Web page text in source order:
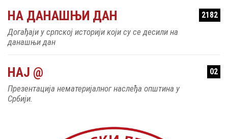
НА ДАНАШЊИ ДАН 2182
Догађаји у српској историји који су се десили на
данашњи дан
НАЈ @ 02
Презентација нематеријалног наслеђа општина у
Србији.